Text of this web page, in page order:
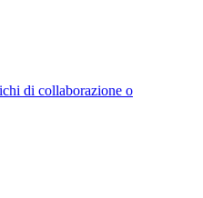
di collaborazione o